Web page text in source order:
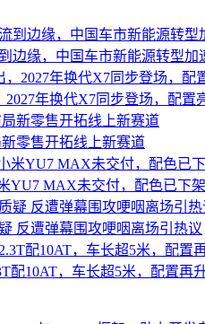
边缘，中国车市新能源转型加
年换代X7同步登场，配置
零售开拓线上新赛道
YU7 MAX未交付，配色已下
反遭弹幕围攻哽咽离场引热议
配10AT，车长超5米，配置再升